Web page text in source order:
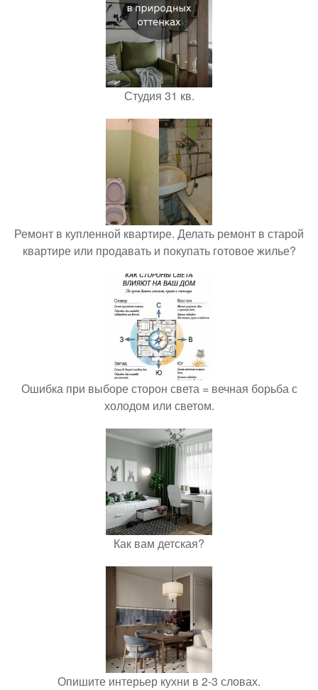
Студия 31 кв.
Ремонт в купленной квартире. Делать ремонт в старой
квартире или продавать и покупать готовое жилье?
Ошибка при выборе сторон света = вечная борьба с
холодом или светом.
Как вам детская?
Опишите интерьер кухни в 2-3 словах.